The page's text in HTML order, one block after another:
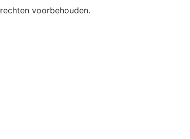
voorbehouden.